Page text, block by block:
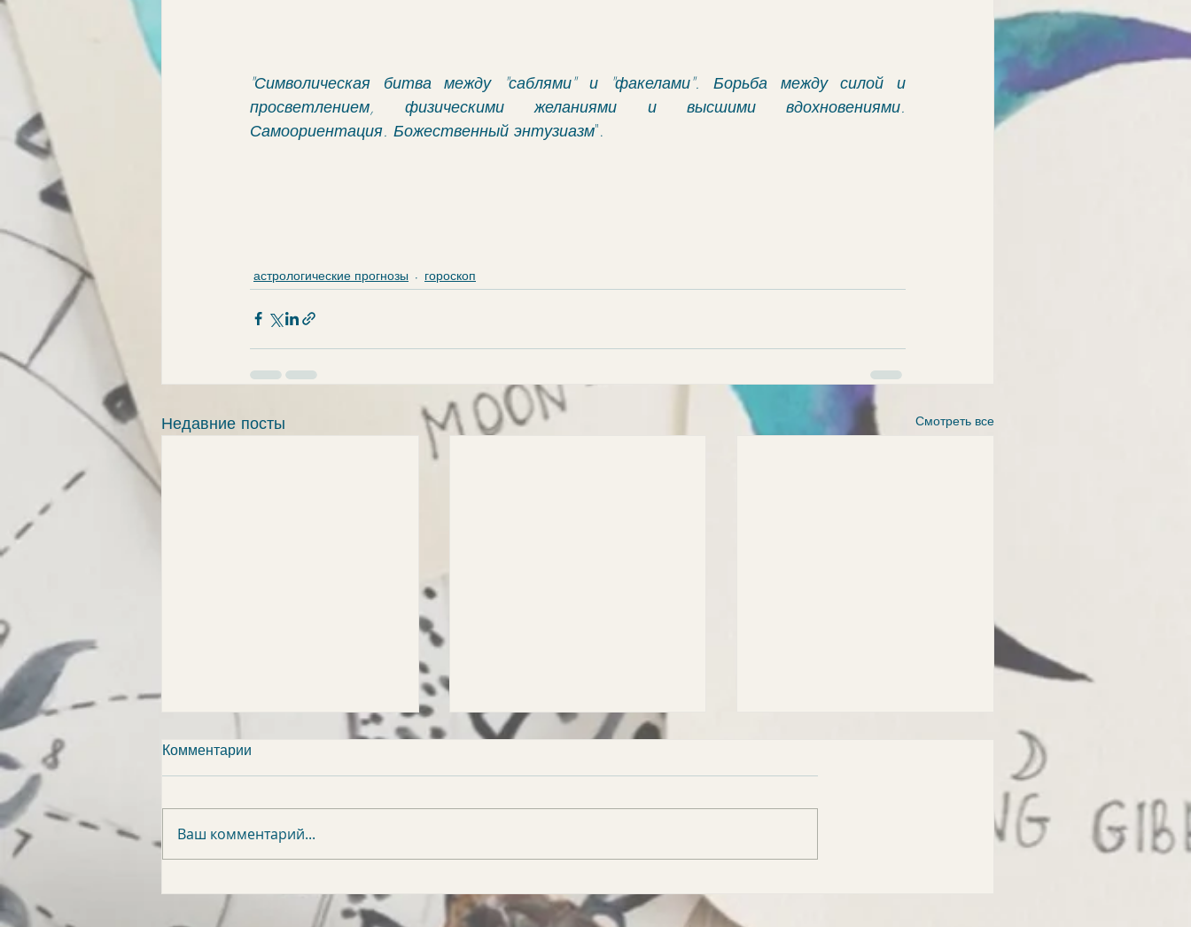
"Символическая битва между "саблями" и "факелами". Борьба между силой и
просветлением, физическими желаниями и высшими вдохновениями.
Самоориентация. Божественный энтузиазм".
астрологические прогнозы гороскоп
Недавние посты Смотреть все
августа
августа
Комментарии
Ваш комментарий...